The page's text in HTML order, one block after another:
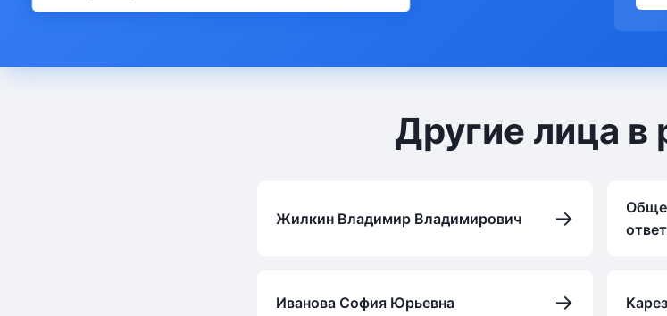
Другие лица в
Жилкин Владимир Владимирович →
Иванова София Юрьевна →